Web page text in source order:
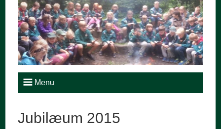
Menu
Jubilæum 2015